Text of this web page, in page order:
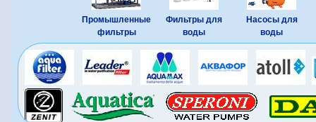
Промышленные
фильтры
Фильтры для
воды
Насосы для
воды